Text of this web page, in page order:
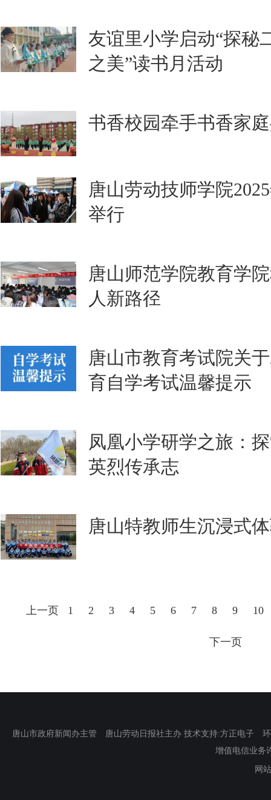
友谊里小学启动“探秘
之美”读书月活动
书香校园牵手书香家
唐山劳动技师学院
举行
唐山师范学院教育学
人新路径
唐山市教育考试院关
育自学考试温馨提示
凤凰小学研学之旅：
英烈传承志
唐山特教师生沉浸式
上一页 1 2 3 4 5 6 7 8 9 10
下一页
唐山市政府新闻办主管 唐山劳动日报社主办 技术支持:方正电子
增值电信业务
网